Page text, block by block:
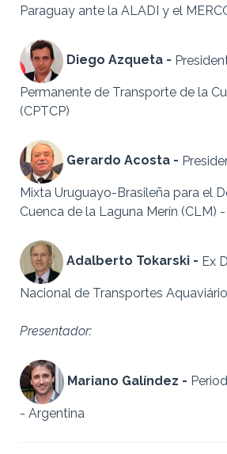
Paraguay ante la ALADI y el
Diego Azqueta -
Permanente de Transporte de la
(CPTCP)
Gerardo Acosta -
Mixta Uruguayo-Brasileña para el
Cuenca de la Laguna Merín (CLM)
Adalberto Tokarski - Ex
Nacional de Transportes
Presentador:
Mariano Galíndez -
- Argentina